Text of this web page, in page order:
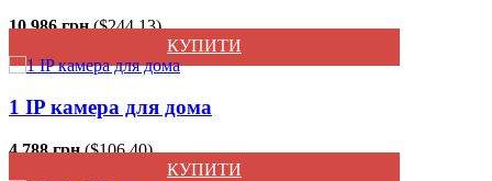
10 986 грн.($244.13)
КУПИТИ
1 IP камера для дома
4 788 грн.($106.40)
КУПИТИ